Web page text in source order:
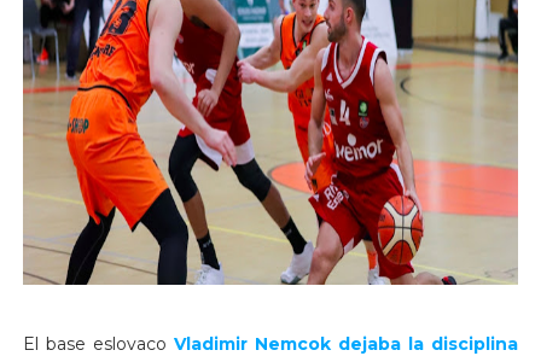
El base eslovaco Vladimir Nemcok dejaba la disciplina